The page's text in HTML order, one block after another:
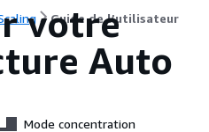
Guide de l’utilisateur
votre
Auto
Mode concentration